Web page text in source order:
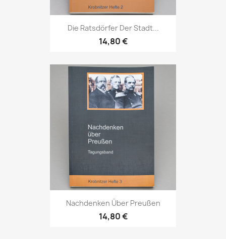
Die Ratsdörfer Der Stadt...
14,80 €
Nachdenken Über Preußen
14,80 €